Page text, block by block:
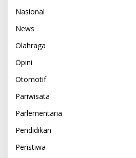
Nasional
News
Olahraga
Opini
Otomotif
Pariwisata
Parlementaria
Pendidikan
Peristiwa